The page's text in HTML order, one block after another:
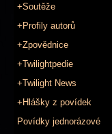
+Soutěže
+Profily autorů
+Zpovědnice
+Twilightpedie
+Twilight News
+Hlášky z povídek
Povídky jednorázové